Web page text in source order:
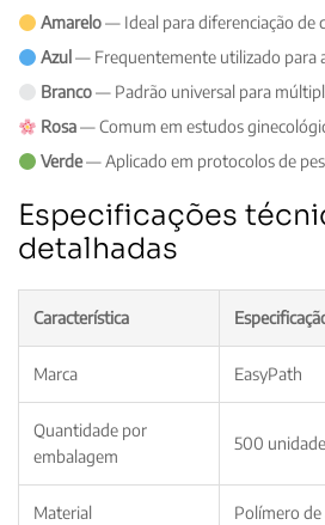
Amarelo— Ideal para diferenciação de
Azul — Frequentemente utilizado para
Branco— Padrão universal para
Rosa— Comum em estudos
Verde— Aplicado em protocolos de
Especificações
detalhadas
Característica
Marca EasyPath
Quantidade por
embalagem
500
Material Polímero